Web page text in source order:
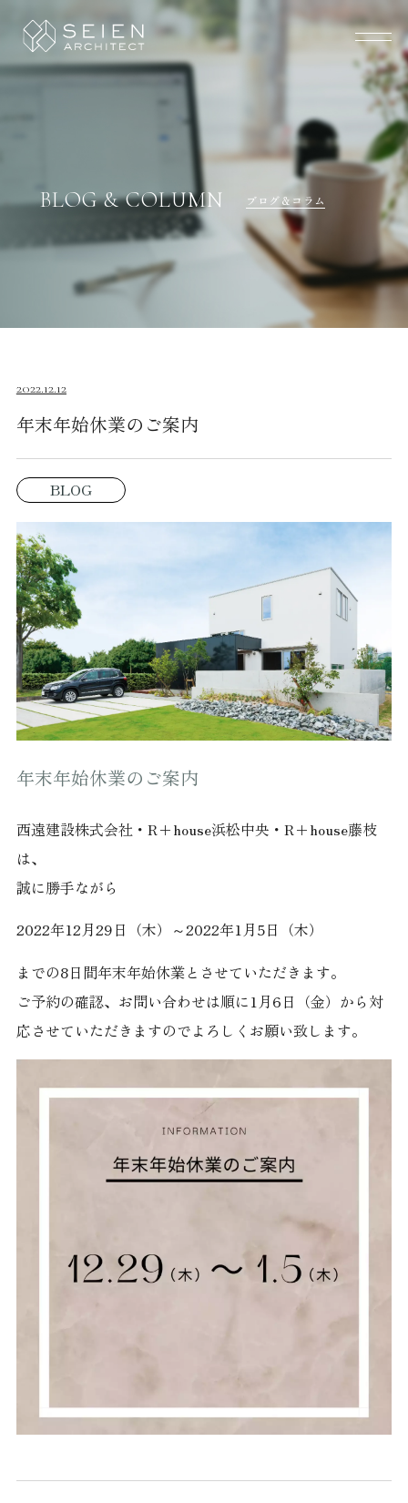
BLOG & COLUMN ブログ＆コラム
2022.12.12
年末年始休業のご案内
BLOG
年末年始休業のご案内
西遠建設株式会社・R+house浜松中央・R+house藤枝
は、
誠に勝手ながら
2022年12月29日（木）～2022年1月5日（木）
までの8日間年末年始休業とさせていただきます。
ご予約の確認、お問い合わせは順に1月6日（金）から対
応させていただきますのでよろしくお願い致します。